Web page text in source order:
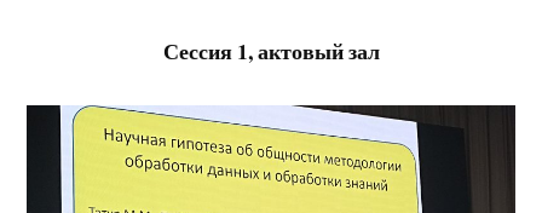
Сессия 1, актовый зал